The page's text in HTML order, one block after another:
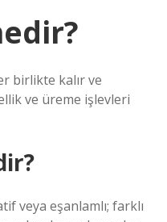
birlikte kalır ve
ve üreme işlevleri
veya eşanlamlı; farklı